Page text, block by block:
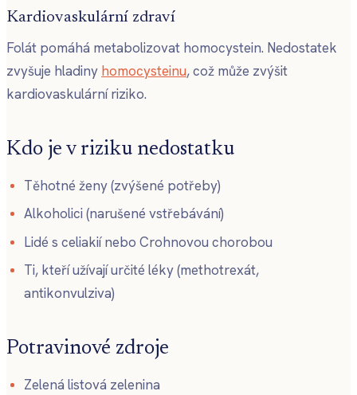
Kardiovaskulární zdraví
Folát pomáhá metabolizovat homocystein. Nedostatek
zvyšuje hladiny homocysteinu, což může zvýšit
kardiovaskulární riziko.
Kdo je v riziku nedostatku
Těhotné ženy (zvýšené potřeby)
Alkoholici (narušené vstřebávání)
Lidé s celiakií nebo Crohnovou chorobou
Ti, kteří užívají určité léky (methotrexát,
antikonvulziva)
Potravinové zdroje
Zelená listová zelenina